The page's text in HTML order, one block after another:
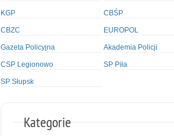
KGP CBŚP
CBZC EUROPOL
Gazeta Policyjna Akademia Policji
CSP Legionowo SP Piła
SP Słupsk
Kategorie